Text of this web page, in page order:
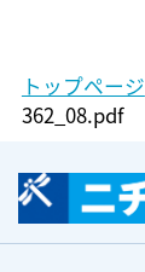
トップページ
362_08.pdf